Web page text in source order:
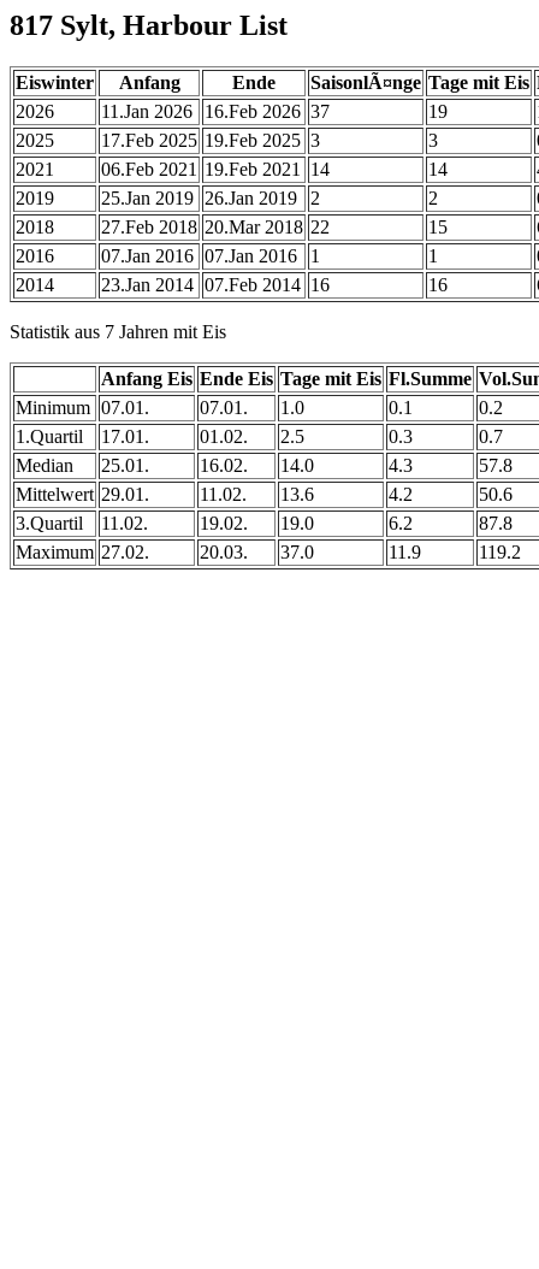
817 Sylt, Harbour List
Eiswinter Anfang Ende SaisonlÃ¤nge Tage mit Eis
2026
11.Jan 2026 16.Feb 2026 37 19
2025
17.Feb 2025 19.Feb 2025 3 3
2021
06.Feb 2021 19.Feb 2021 14 14
2019
25.Jan 2019 26.Jan 2019 2 2
2018
27.Feb 2018 20.Mar 2018 22 15
2016
07.Jan 2016 07.Jan 2016 1 1
2014
23.Jan 2014 07.Feb 2014 16 16
Statistik aus 7 Jahren mit Eis
Anfang Eis Ende Eis Tage mit Eis Fl.Summe
Minimum 07.01. 07.01. 1.0 0.1
0.2
1.Quartil
17.01. 01.02. 2.5 0.3
0.7
Median
25.01. 16.02. 14.0 4.3
57.8
Mittelwert 29.01. 11.02. 13.6 4.2
50.6
3.Quartil
11.02. 19.02. 19.0 6.2
87.8
Maximum 27.02. 20.03. 37.0 11.9 119.2